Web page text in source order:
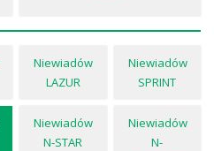
Niewiadów
LAZUR
Niewiadów
SPRINT
Niewiadów
N-STAR
Niewiadów
N-